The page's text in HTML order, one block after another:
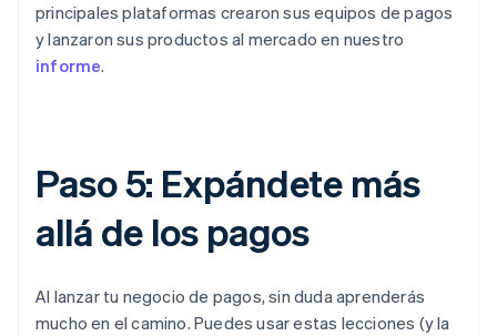
principales plataformas crearon sus equipos de pagos
y lanzaron sus productos al mercado en nuestro
informe.
Paso 5: Expándete más
allá de los pagos
Al lanzar tu negocio de pagos, sin duda aprenderás
mucho en el camino. Puedes usar estas lecciones (y la